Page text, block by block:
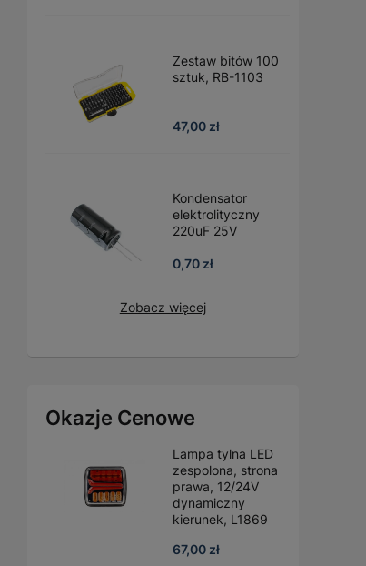
Zestaw bitów 100
sztuk, RB-1103
47,00 zł
Kondensator
elektrolityczny
220uF 25V
0,70 zł
Zobacz więcej
Okazje Cenowe
Lampa tylna LED
zespolona, strona
prawa, 12/24V
dynamiczny
kierunek, L1869
67,00 zł